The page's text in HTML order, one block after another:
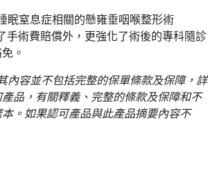
眠窒息症相關的懸雍垂咽喉整形術
手術費賠償外，更強化了術後的專科隨診
。
內容並不包括完整的保單條款及保障，詳
品，有關釋義、完整的條款及保障和不
。如果認可產品與此產品摘要內容不